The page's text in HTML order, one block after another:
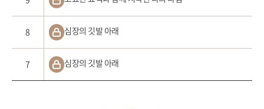
8 심장의 깃발 아래
7 심장의 깃발 아래